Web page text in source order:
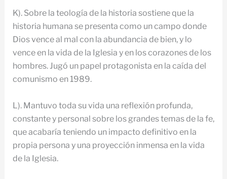
K). Sobre la teología de la historia sostiene que la
historia humana se presenta como un campo donde
Dios vence al mal con la abundancia de bien, y lo
vence en la vida de la Iglesia y en los corazones de los
hombres. Jugó un papel protagonista en la caída del
comunismo en 1989.
L). Mantuvo toda su vida una reflexión profunda,
constante y personal sobre los grandes temas de la fe,
que acabaría teniendo un impacto definitivo en la
propia persona y una proyección inmensa en la vida
de la Iglesia.